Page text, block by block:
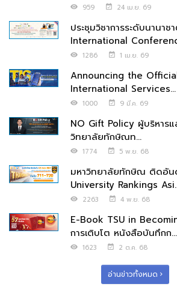
959 24 เม.ย. 69
ประชุมวิชาการระดับนานา
International
1286 1 เม.ย. 69
Announcing the
International Services...
1000 9 มี.ค. 69
NO Gift Policy ผู้บริหารแ
วิทยาลัยทักษิณท...
1774 5 พ.ย. 68
มหาวิทยาลัยทักษิณ ติดอัน
University Rankings
2263 4 พ.ย. 68
E-Book TSU in
การเติบโต หนังสือบันทึกก...
1623 2 ต.ค. 68
อ่านข่าวทั้งหมด